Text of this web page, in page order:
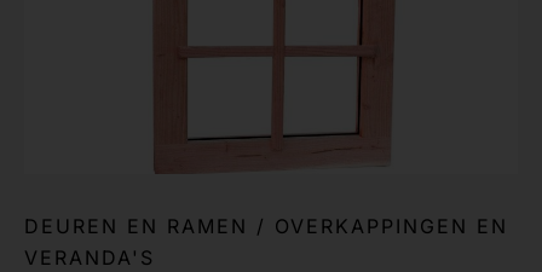
DEUREN EN RAMEN / OVERKAPPINGEN EN
VERANDA'S